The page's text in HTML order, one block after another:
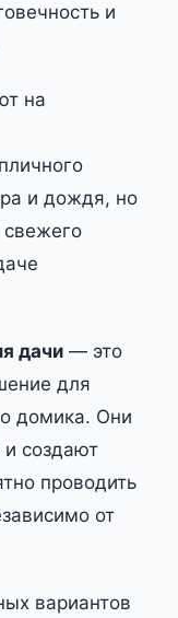
и
на
и дождя, но
свежего
дачи — это
для
домика. Они
и создают
проводить
от
вариантов